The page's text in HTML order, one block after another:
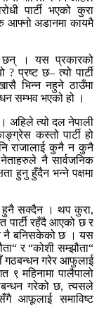
पार्टी भएको कुरा
आफ्नो अडानमा कायमै
छन् । यस प्रकारको
प्रष्ट छ– त्यो पार्टी
भिन्न नहुने ठाउँमा
सम्भव भएको हो ।
अहिले त्यो दल नेपाली
कस्तो पार्टी हो
राजालाई कुनै न कुनै
नै सार्वजनिक
हुनु हुँदैन भन्ने पक्षमा
हुनै सक्दैन । थप कुरा,
पार्टी रहँदै आएको छ र
नै बनिसकेको छ । यस
र “कोशी सम्झौता“
गठबन्धन गरेर आफुलाई
महिनामा पालैपालो
गरेको छ, त्यसले
आफूलाई समाविष्ट